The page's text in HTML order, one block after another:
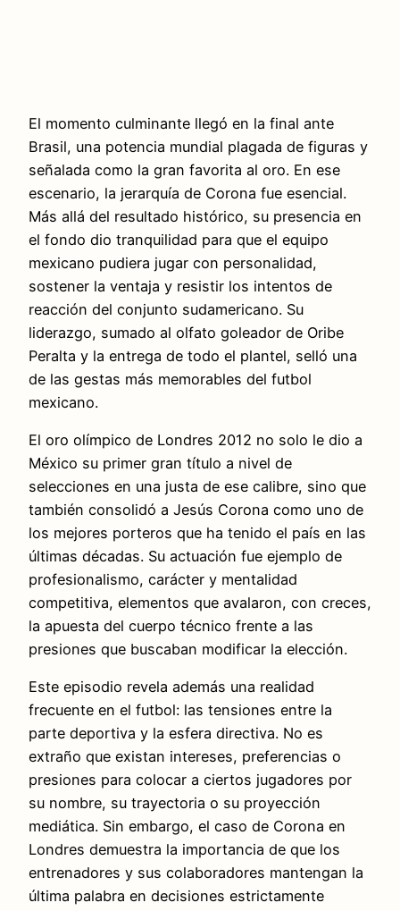
El momento culminante llegó en la final ante
Brasil, una potencia mundial plagada de figuras y
señalada como la gran favorita al oro. En ese
escenario, la jerarquía de Corona fue esencial.
Más allá del resultado histórico, su presencia en
el fondo dio tranquilidad para que el equipo
mexicano pudiera jugar con personalidad,
sostener la ventaja y resistir los intentos de
reacción del conjunto sudamericano. Su
liderazgo, sumado al olfato goleador de Oribe
Peralta y la entrega de todo el plantel, selló una
de las gestas más memorables del futbol
mexicano.
El oro olímpico de Londres 2012 no solo le dio a
México su primer gran título a nivel de
selecciones en una justa de ese calibre, sino que
también consolidó a Jesús Corona como uno de
los mejores porteros que ha tenido el país en las
últimas décadas. Su actuación fue ejemplo de
profesionalismo, carácter y mentalidad
competitiva, elementos que avalaron, con creces,
la apuesta del cuerpo técnico frente a las
presiones que buscaban modificar la elección.
Este episodio revela además una realidad
frecuente en el futbol: las tensiones entre la
parte deportiva y la esfera directiva. No es
extraño que existan intereses, preferencias o
presiones para colocar a ciertos jugadores por
su nombre, su trayectoria o su proyección
mediática. Sin embargo, el caso de Corona en
Londres demuestra la importancia de que los
entrenadores y sus colaboradores mantengan la
última palabra en decisiones estrictamente